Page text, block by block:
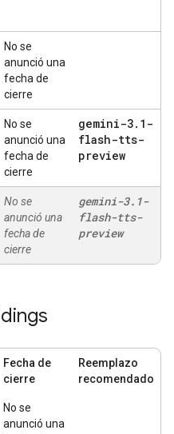
No se
anunció una
fecha de
cierre
No se
anunció una
fecha de
cierre
gemini-3. 1-
flash-tts-
preview
No se
anunció una
fecha de
cierre
gemini-3. 1-
flash-tts-
preview
Fecha de
cierre
Reemplazo
recomendado
No se
anunció una